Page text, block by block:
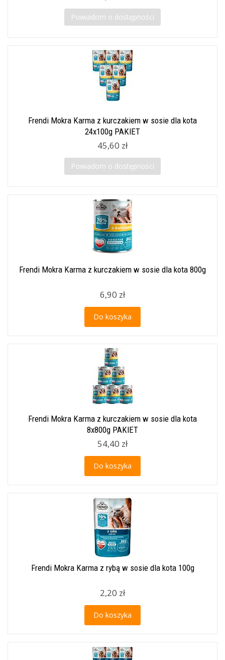
Powiadom o dostępności
Frendi Mokra Karma z kurczakiem w sosie dla kota
24x100g PAKIET
45,60 zł
Powiadom o dostępności
Frendi Mokra Karma z kurczakiem w sosie dla kota 800g
6,90 zł
Do koszyka
Frendi Mokra Karma z kurczakiem w sosie dla kota
8x800g PAKIET
54,40 zł
Do koszyka
Frendi Mokra Karma z rybą w sosie dla kota 100g
2,20 zł
Do koszyka